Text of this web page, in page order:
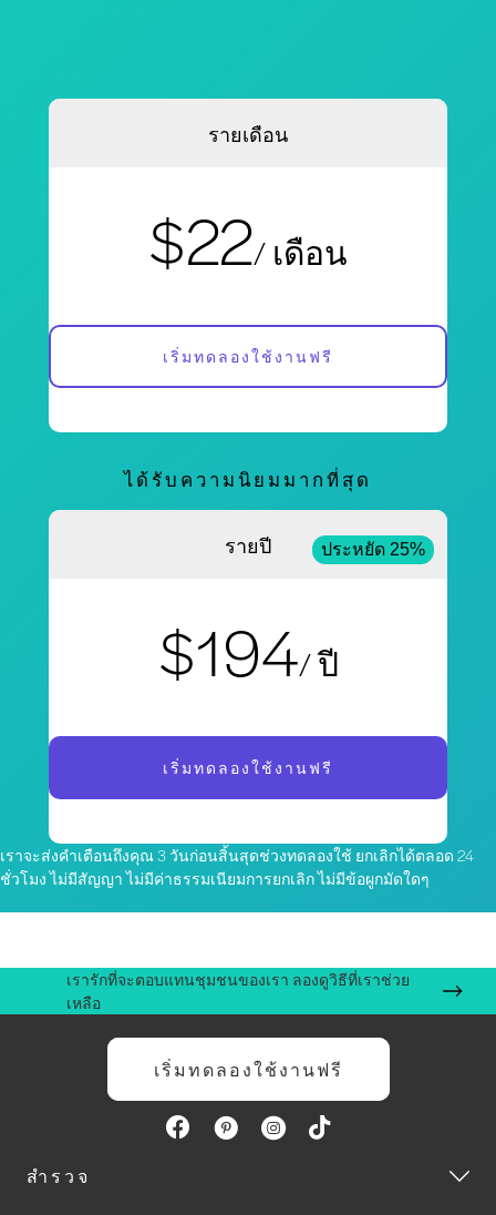
รายเดือน
$22/ เดือน
เริ่มทดลองใช้งานฟรี
ได้รับความนิยมมากที่สุด
รายปี ประหยัด 25%
$194/ ปี
เริ่มทดลองใช้งานฟรี
เราจะส่งคำเตือนถึงคุณ 3 วันก่อนสิ้นสุดช่วงทดลองใช้ ยกเลิกได้ตลอด 24
ชั่วโมง ไม่มีสัญญา ไม่มีค่าธรรมเนียมการยกเลิก ไม่มีข้อผูกมัดใดๆ
เรารักที่จะตอบแทนชุมชนของเรา ลองดูวิธีที่เราช่วย
เหลือ
เริ่มทดลองใช้งานฟรี
สำรวจ